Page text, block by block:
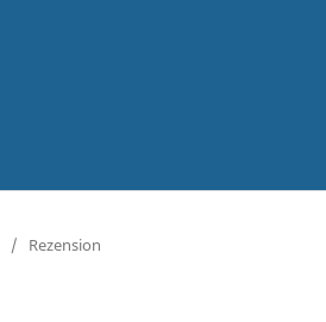
/ Rezension